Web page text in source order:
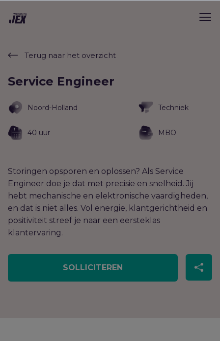
Terug naar het overzicht
Service Engineer
Noord-Holland Techniek
40 uur MBO
Storingen opsporen en oplossen? Als Service
Engineer doe je dat met precisie en snelheid. Jij
hebt mechanische en elektronische vaardigheden,
en dat is niet alles. Vol energie, klantgerichtheid en
positiviteit streef je naar een eersteklas
klantervaring.
SOLLICITEREN